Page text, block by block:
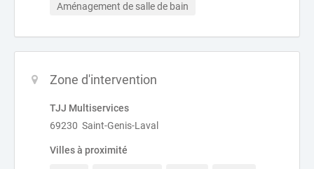
Aménagement de salle de bain
Zone d'intervention
TJJ Multiservices
69230 Saint-Genis-Laval
Villes à proximité